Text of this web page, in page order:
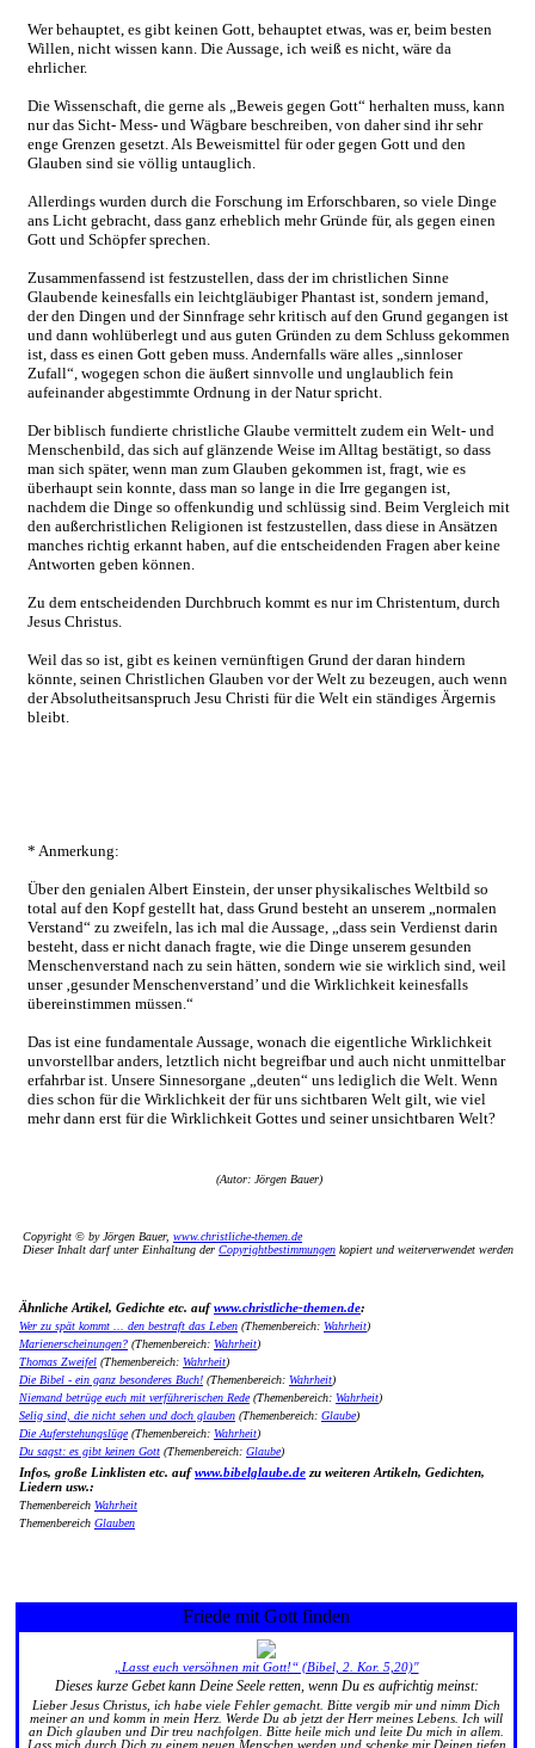
Wer behauptet, es gibt keinen Gott, behauptet etwas, was er, beim besten
Willen, nicht wissen kann. Die Aussage, ich weiß es nicht, wäre da
ehrlicher.
Die Wissenschaft, die gerne als „Beweis gegen Gott“ herhalten muss, kann
nur das Sicht- Mess- und Wägbare beschreiben, von daher sind ihr sehr
enge Grenzen gesetzt. Als Beweismittel für oder gegen Gott und den
Glauben sind sie völlig untauglich.
Allerdings wurden durch die Forschung im Erforschbaren, so viele Dinge
ans Licht gebracht, dass ganz erheblich mehr Gründe für, als gegen einen
Gott und Schöpfer sprechen.
Zusammenfassend ist festzustellen, dass der im christlichen Sinne
Glaubende keinesfalls ein leichtgläubiger Phantast ist, sondern jemand,
der den Dingen und der Sinnfrage sehr kritisch auf den Grund gegangen ist
und dann wohlüberlegt und aus guten Gründen zu dem Schluss gekommen
ist, dass es einen Gott geben muss. Andernfalls wäre alles „sinnloser
Zufall“, wogegen schon die äußert sinnvolle und unglaublich fein
aufeinander abgestimmte Ordnung in der Natur spricht.
Der biblisch fundierte christliche Glaube vermittelt zudem ein Welt- und
Menschenbild, das sich auf glänzende Weise im Alltag bestätigt, so dass
man sich später, wenn man zum Glauben gekommen ist, fragt, wie es
überhaupt sein konnte, dass man so lange in die Irre gegangen ist,
nachdem die Dinge so offenkundig und schlüssig sind. Beim Vergleich mit
den außerchristlichen Religionen ist festzustellen, dass diese in Ansätzen
manches richtig erkannt haben, auf die entscheidenden Fragen aber keine
Antworten geben können.
Zu dem entscheidenden Durchbruch kommt es nur im Christentum, durch
Jesus Christus.
Weil das so ist, gibt es keinen vernünftigen Grund der daran hindern
könnte, seinen Christlichen Glauben vor der Welt zu bezeugen, auch wenn
der Absolutheitsanspruch Jesu Christi für die Welt ein ständiges Ärgernis
bleibt.
* Anmerkung:
Über den genialen Albert Einstein, der unser physikalisches Weltbild so
total auf den Kopf gestellt hat, dass Grund besteht an unserem „normalen
Verstand“ zu zweifeln, las ich mal die Aussage, „dass sein Verdienst darin
besteht, dass er nicht danach fragte, wie die Dinge unserem gesunden
Menschenverstand nach zu sein hätten, sondern wie sie wirklich sind, weil
unser ‚gesunder Menschenverstand’ und die Wirklichkeit keinesfalls
übereinstimmen müssen.“
Das ist eine fundamentale Aussage, wonach die eigentliche Wirklichkeit
unvorstellbar anders, letztlich nicht begreifbar und auch nicht unmittelbar
erfahrbar ist. Unsere Sinnesorgane „deuten“ uns lediglich die Welt. Wenn
dies schon für die Wirklichkeit der für uns sichtbaren Welt gilt, wie viel
mehr dann erst für die Wirklichkeit Gottes und seiner unsichtbaren Welt?
(Autor: Jörgen Bauer)
Copyright © by Jörgen Bauer, www.christliche-themen.de
Dieser Inhalt darf unter Einhaltung der Copyrightbestimmungen kopiert und weiterverwendet werden
Ähnliche Artikel, Gedichte etc. aufwww.christliche-themen.de:
Wer zu spät kommt ... den bestraft das Leben (Themenbereich: Wahrheit)
Marienerscheinungen? (Themenbereich: Wahrheit)
Thomas Zweifel (Themenbereich: Wahrheit)
Die Bibel - ein ganz besonderes Buch! (Themenbereich: Wahrheit)
Niemand betrüge euch mit verführerischen Rede(Themenbereich: Wahrheit)
Selig sind, die nicht sehen und doch glauben (Themenbereich: Glaube)
Die Auferstehungslüge(Themenbereich: Wahrheit)
Du sagst: es gibt keinen Gott (Themenbereich: Glaube)
Infos, große Linklisten etc. aufwww.bibelglaube.de zu weiteren Artikeln, Gedichten,
Liedern usw.:
Themenbereich Wahrheit
Themenbereich Glauben
Friede mit Gott finden
„Lasst euch versöhnen mit Gott!“ (Bibel, 2. Kor. 5,20)"
Dieses kurze Gebet kann Deine Seele retten, wenn Du es aufrichtig meinst:
Lieber Jesus Christus, ich habe viele Fehler gemacht. Bitte vergib mir und nimm Dich
meiner an und komm in mein Herz. Werde Du ab jetzt der Herr meines Lebens. Ich will
an Dich glauben und Dir treu nachfolgen. Bitte heile mich und leite Du mich in allem.
Lass mich durch Dich zu einem neuen Menschen werden und schenke mir Deinen tiefen